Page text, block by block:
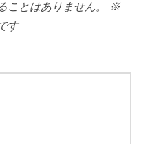
ことはありません。
※
す